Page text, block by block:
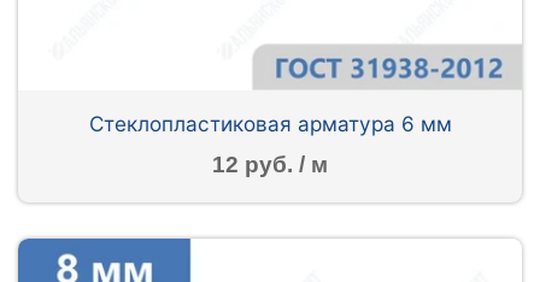
Стеклопластиковая арматура 6 мм
12 руб. / м